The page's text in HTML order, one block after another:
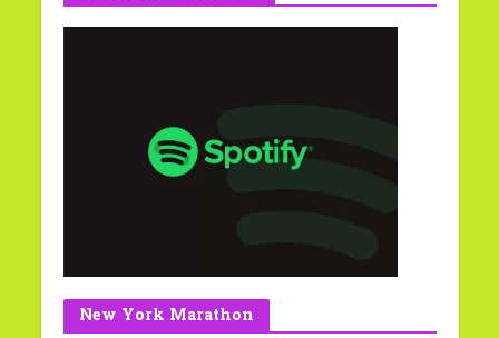
New York Marathon